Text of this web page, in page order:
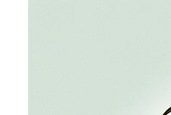
Navigație Dacia
Navigație Dacia
Navigație Dacia
Navigatie Duster